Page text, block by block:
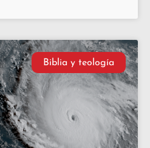
Biblia y teología